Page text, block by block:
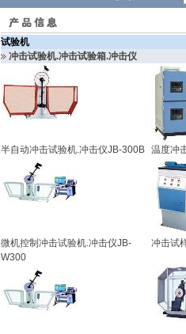
试验机
冲击试验机.冲击试验箱.冲击仪
半自动冲击试验机.冲击仪JB-300B 温度冲
微机控制冲击试验机.冲击仪JB-
W300
冲击试